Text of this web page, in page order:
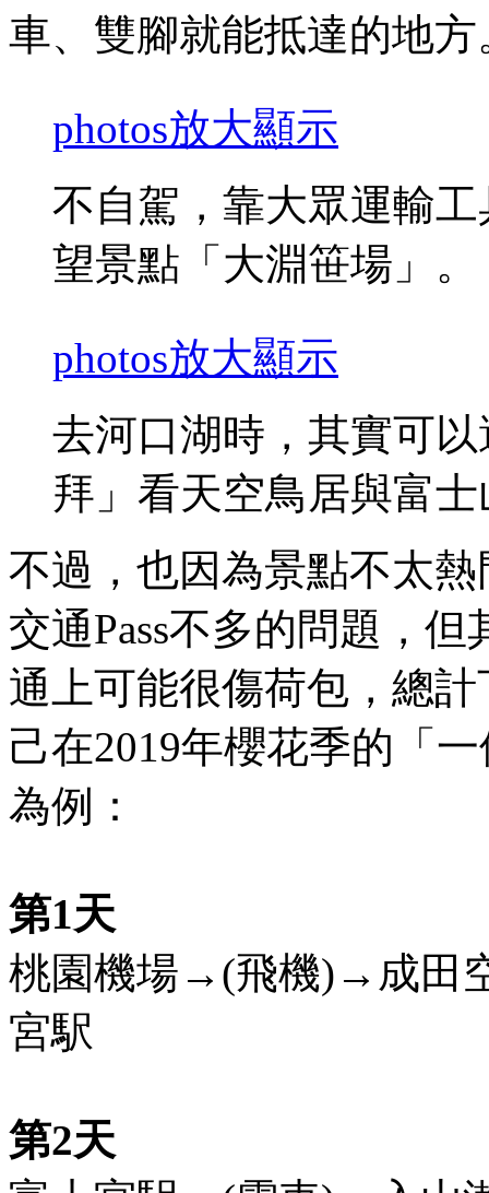
車、雙腳就能抵達的地方
photos放大顯示
不自駕，靠大眾運輸
望景點「大淵笹場」
photos放大顯示
去河口湖時，其實可
拜」看天空鳥居與富
不過，也因為景點不太
交通Pass不多的問題，
通上可能很傷荷包，總
己在2019年櫻花季的「
為例：
第1天
桃園機場→(飛機)→成田
宮駅
第2天